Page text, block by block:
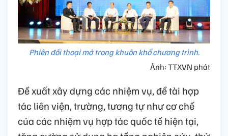
Phiên đối thoại mở trong khuôn khổ chương trình.
Ảnh: TTXVN phát
Đề xuất xây dựng các nhiệm vụ, đề tài hợp
tác liên viện, trường, tương tự như cơ chế
của các nhiệm vụ hợp tác quốc tế hiện tại,